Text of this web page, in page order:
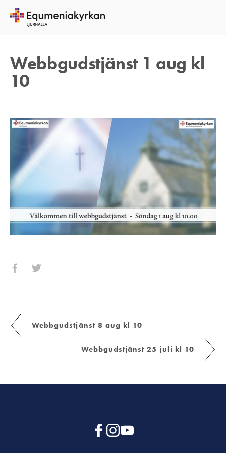
Webbgudstjänst 1 aug kl
10
25 JULI 2021
Webbgudstjänst 8 aug kl 10
Webbgudstjänst 25 juli kl 10